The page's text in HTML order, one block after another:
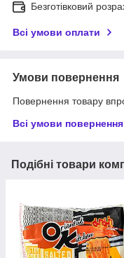
Безготівковий
Всі умови оплати
Умови повернення
Повернення товару
Всі умови повернення
Подібні товари